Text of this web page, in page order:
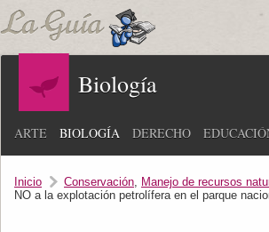
Biología
ARTE BIOLOGÍA DERECHO
Inicio Conservación, Manejo de recursos
NO a la explotación petrolífera en el parque